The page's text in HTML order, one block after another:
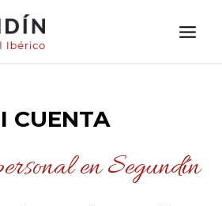
CUENTA
en Segundín